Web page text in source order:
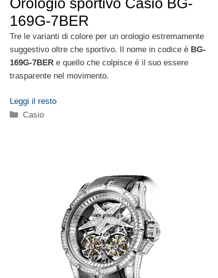
169G-7BER
Tre le varianti di colore per un orologio estremamente
suggestivo oltre che sportivo. Il nome in codice è BG-
169G-7BER e quello che colpisce è il suo essere
trasparente nel movimento.
Leggi il resto
Categorie
Casio